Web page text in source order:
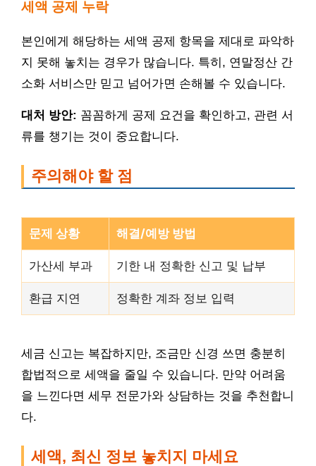
세액 공제 누락
본인에게 해당하는 세액 공제 항목을 제대로 파악하
지 못해 놓치는 경우가 많습니다. 특히, 연말정산 간
소화 서비스만 믿고 넘어가면 손해볼 수 있습니다.
대처 방안: 꼼꼼하게 공제 요건을 확인하고, 관련 서
류를 챙기는 것이 중요합니다.
주의해야 할 점
문제 상황 해결/예방 방법
가산세 부과 기한 내 정확한 신고 및 납부
환급 지연 정확한 계좌 정보 입력
세금 신고는 복잡하지만, 조금만 신경 쓰면 충분히
합법적으로 세액을 줄일 수 있습니다. 만약 어려움
을 느낀다면 세무 전문가와 상담하는 것을 추천합니
다.
세액, 최신 정보 놓치지 마세요